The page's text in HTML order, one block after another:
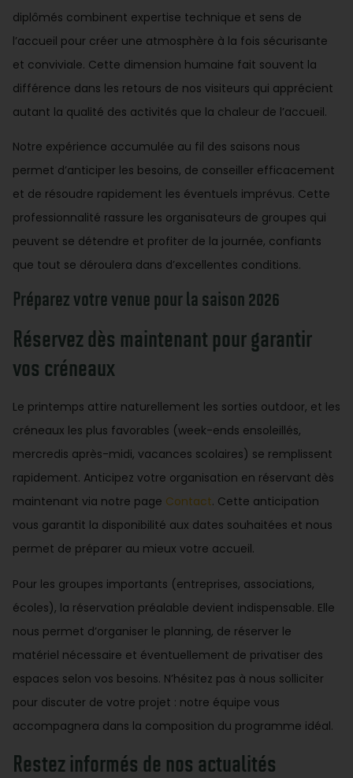
diplômés combinent expertise technique et sens de
l’accueil pour créer une atmosphère à la fois sécurisante
et conviviale. Cette dimension humaine fait souvent la
différence dans les retours de nos visiteurs qui apprécient
autant la qualité des activités que la chaleur de l’accueil.
Notre expérience accumulée au fil des saisons nous
permet d’anticiper les besoins, de conseiller efficacement
et de résoudre rapidement les éventuels imprévus. Cette
professionnalité rassure les organisateurs de groupes qui
peuvent se détendre et profiter de la journée, confiants
que tout se déroulera dans d’excellentes conditions.
Préparez votre venue pour la saison 2026
Réservez dès maintenant pour garantir
vos créneaux
Le printemps attire naturellement les sorties outdoor, et les
créneaux les plus favorables (week-ends ensoleillés,
mercredis après-midi, vacances scolaires) se remplissent
rapidement. Anticipez votre organisation en réservant dès
maintenant via notre page Contact. Cette anticipation
vous garantit la disponibilité aux dates souhaitées et nous
permet de préparer au mieux votre accueil.
Pour les groupes importants (entreprises, associations,
écoles), la réservation préalable devient indispensable. Elle
nous permet d’organiser le planning, de réserver le
matériel nécessaire et éventuellement de privatiser des
espaces selon vos besoins. N’hésitez pas à nous solliciter
pour discuter de votre projet : notre équipe vous
accompagnera dans la composition du programme idéal.
Restez informés de nos actualités